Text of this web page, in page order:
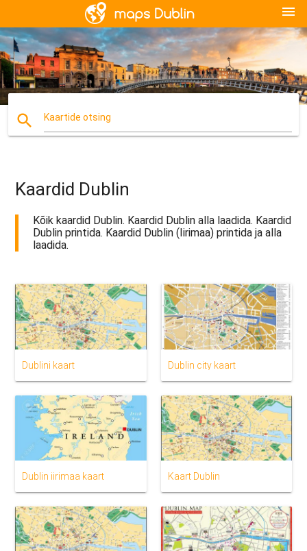
menu
search Kaartide otsing
Kaardid Dublin
Kõik kaardid Dublin. Kaardid Dublin alla laadida. Kaardid
Dublin printida. Kaardid Dublin (Iirimaa) printida ja alla
laadida.
Dublini kaart Dublin city kaart
Dublin iirimaa kaart Kaart Dublin